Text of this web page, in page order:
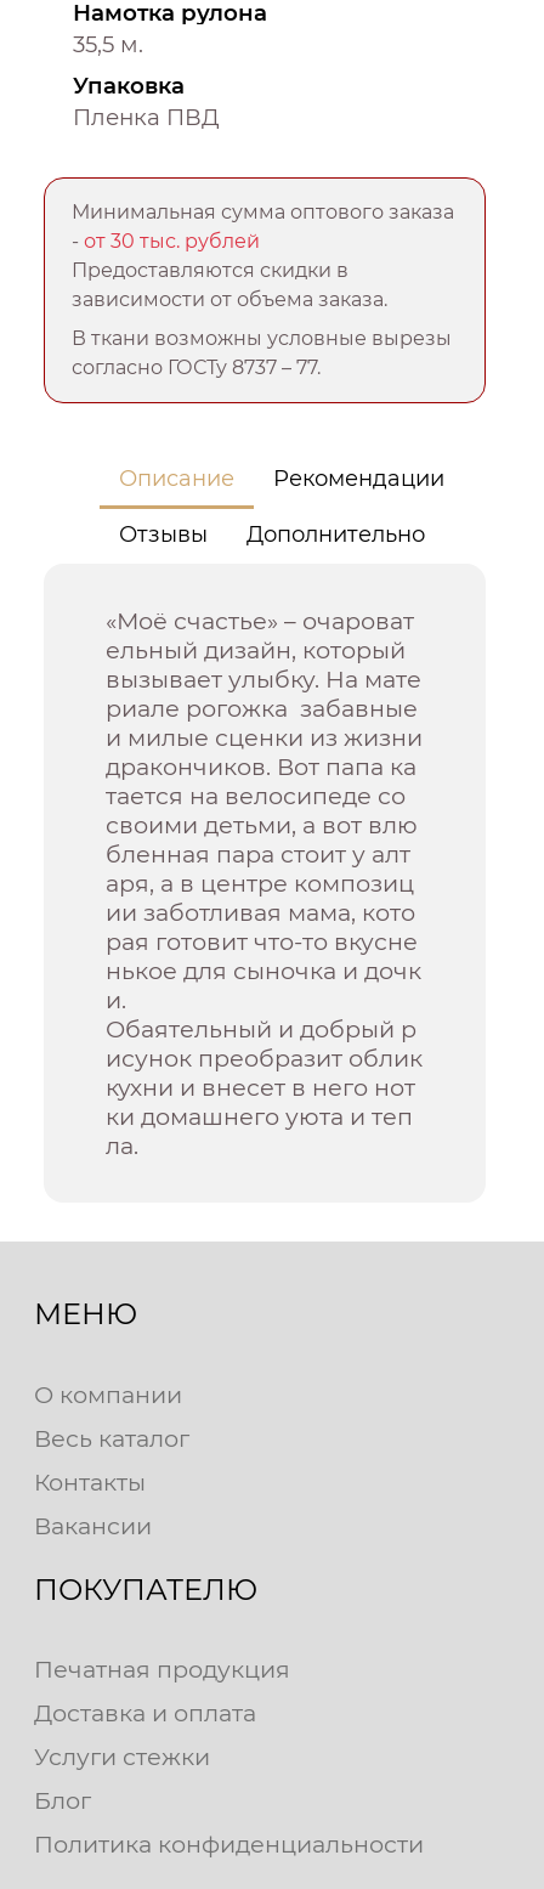
Намотка рулона
35,5 м.
Упаковка
Пленка ПВД
Минимальная сумма оптового заказа
-от 30 тыс. рублей
Предоставляются скидки в
зависимости от объема заказа.
В ткани возможны условные вырезы
согласно ГОСТу 8737 – 77.
Описание Рекомендации
Отзывы Дополнительно
«Моё счастье» – очароват
ельный дизайн, который
вызывает улыбку. На мате
риале рогожка забавные
и милые сценки из жизни
дракончиков. Вот папа ка
тается на велосипеде со
своими детьми, а вот влю
бленная пара стоит у алт
аря, а в центре композиц
ии заботливая мама, кото
рая готовит что-то вкусне
нькое для сыночка и дочк
и.
Обаятельный и добрый р
исунок преобразит облик
кухни и внесет в него нот
ки домашнего уюта и теп
ла.
МЕНЮ
О компании
Весь каталог
Контакты
Вакансии
ПОКУПАТЕЛЮ
Печатная продукция
Доставка и оплата
Услуги стежки
Блог
Политика конфиденциальности